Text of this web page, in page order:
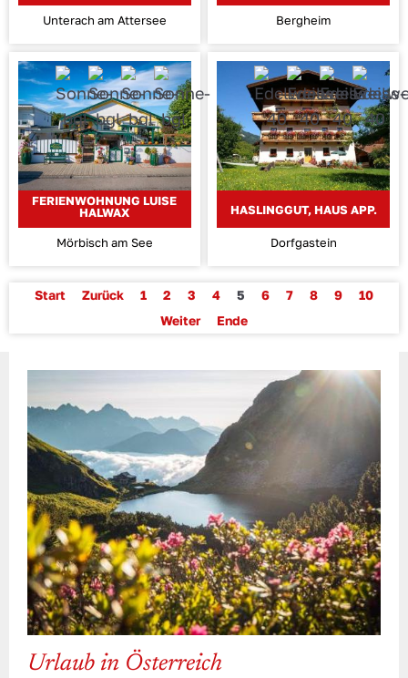
Unterach am Attersee Bergheim
FERIENWOHNUNG LUISE
HALWAX
Mörbisch am See
HASLINGGUT, HAUS APP.
Dorfgastein
Start Zurück 1 2 3 4 5 6 7 8 9
10
Weiter
Ende
Urlaub in Österreich